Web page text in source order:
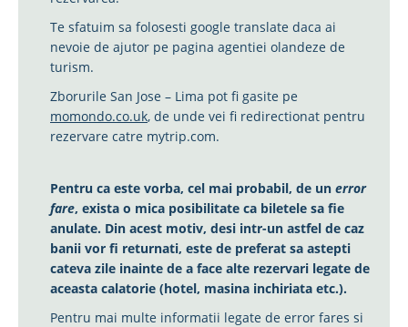
Te sfatuim sa folosesti google translate daca ai
nevoie de ajutor pe pagina agentiei olandeze de
turism.
Zborurile San Jose – Lima pot fi gasite pe
momondo.co.uk, de unde vei fi redirectionat pentru
rezervare catre mytrip.com.
Pentru ca este vorba, cel mai probabil, de un error
fare, exista o mica posibilitate ca biletele sa fie
anulate. Din acest motiv, desi intr-un astfel de caz
banii vor fi returnati, este de preferat sa astepti
cateva zile inainte de a face alte rezervari legate de
aceasta calatorie (hotel, masina inchiriata etc.).
Pentru mai multe informatii legate de error fares si